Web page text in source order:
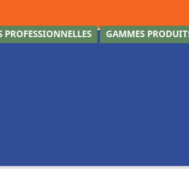
PROFESSIONNELLES GAMMES